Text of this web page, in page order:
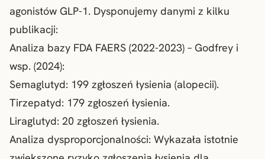
agonistów GLP-1. Dysponujemy danymi z kilku
publikacji:
Analiza bazy FDA FAERS (2022-2023) – Godfrey i
wsp. (2024):
Semaglutyd: 199 zgłoszeń łysienia (alopecii).
Tirzepatyd: 179 zgłoszeń łysienia.
Liraglutyd: 20 zgłoszeń łysienia.
Analiza dysproporcjonalności: Wykazała istotnie